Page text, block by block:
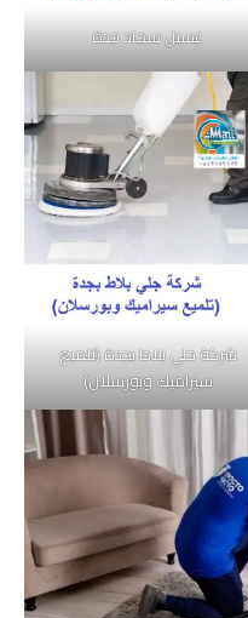
غسيل سجاد جدة
شركة جلي بلاط بجدة (تلميع
سيراميك وبورسلان)